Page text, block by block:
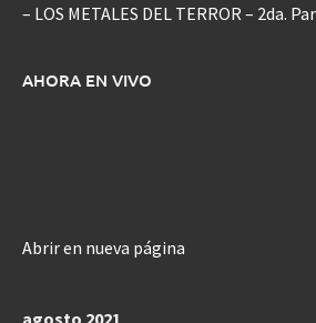
– LOS METALES DEL TERROR – 2da.
AHORA EN VIVO
Abrir en nueva página